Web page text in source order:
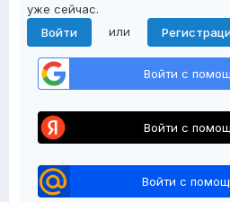
уже сейчас.
Войти
или
Войти с
Войти с
Войти с